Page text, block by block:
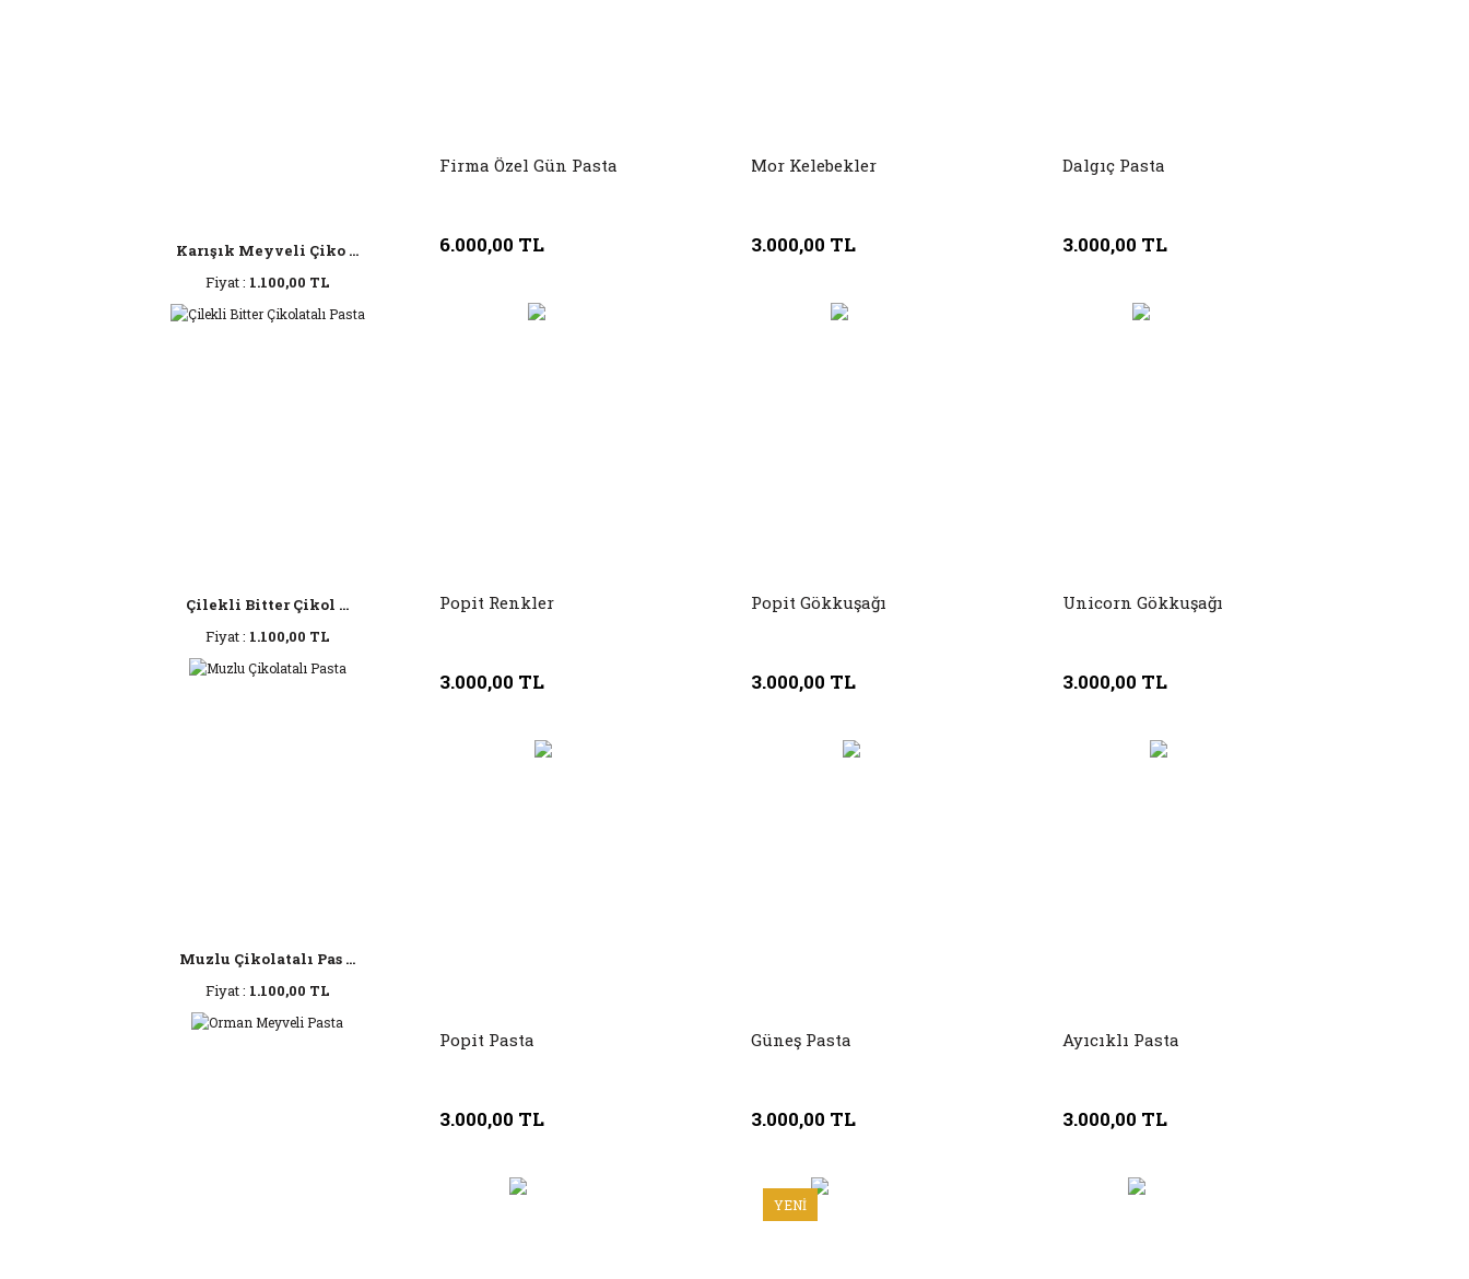
Karışık Meyveli Çiko ...
Fiyat : 1.100,00 TL
Çilekli Bitter Çikol ...
Fiyat : 1.100,00 TL
Muzlu Çikolatalı Pas ...
Fiyat : 1.100,00 TL
Firma Özel Gün Pasta
6.000,00 TL
Mor Kelebekler
3.000,00 TL
Dalgıç Pasta
3.000,00 TL
Popit Renkler
3.000,00 TL
Popit Gökkuşağı
3.000,00 TL
Unicorn Gökkuşağı
3.000,00 TL
Popit Pasta
3.000,00 TL
Güneş Pasta
3.000,00 TL
Ayıcıklı Pasta
3.000,00 TL
YENİ